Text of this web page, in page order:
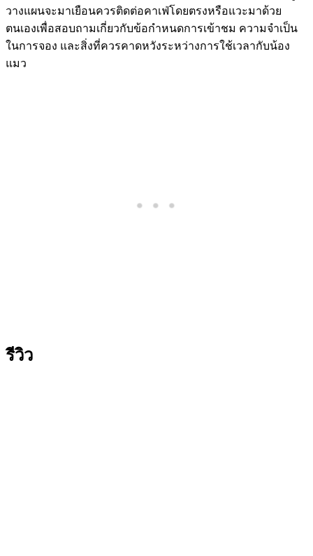
วางแผนจะมาเยือนควรติดต่อคาเฟ่โดยตรงหรือแวะมาด้วย
ตนเองเพื่อสอบถามเกี่ยวกับข้อกำหนดการเข้าชม ความจำเป็น
ในการจอง และสิ่งที่ควรคาดหวังระหว่างการใช้เวลากับน้อง
แมว
รีวิว